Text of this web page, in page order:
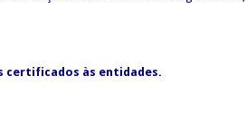
certificados às entidades.